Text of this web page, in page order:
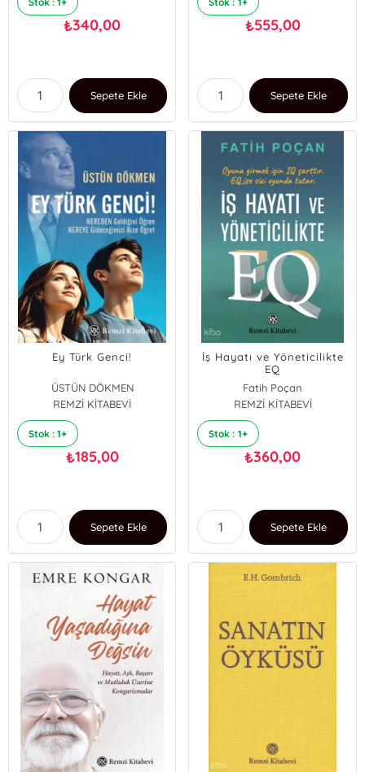
₺340,00
Sepete Ekle
₺555,00
Sepete Ekle
Ey Türk Genci!
ÜSTÜN DÖKMEN
REMZİ KİTABEVİ
Stok : 1+
₺185,00
Sepete Ekle
İş Hayatı ve Yöneticilikte
EQ
Fatih Poçan
REMZİ KİTABEVİ
Stok : 1+
₺360,00
Sepete Ekle